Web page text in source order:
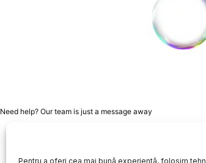
Pentru a oferi cea mai bună experiență, folosim
Need help? Our team is just a message away